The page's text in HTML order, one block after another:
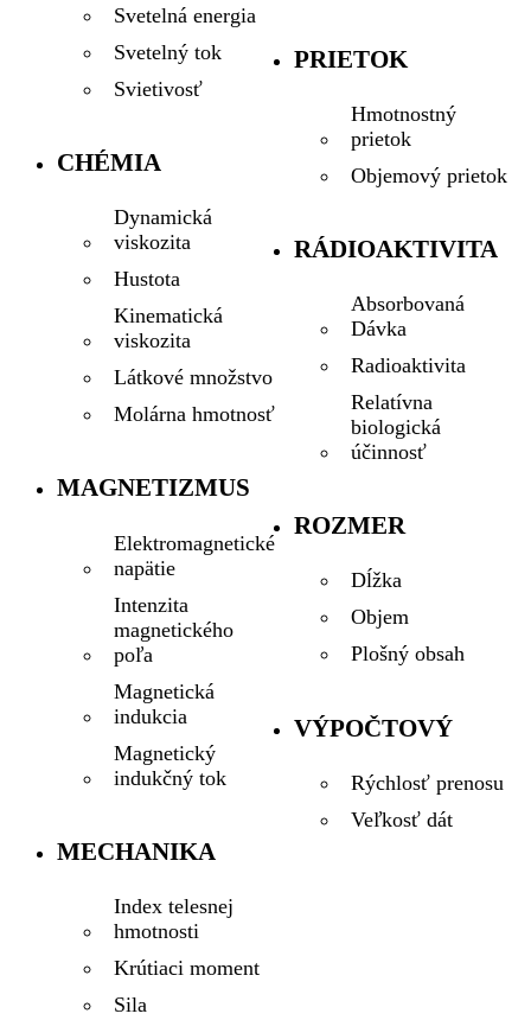
Svetelná energia
Svetelný tok
Svietivosť
CHÉMIA
Dynamická
viskozita
Hustota
Kinematická
viskozita
Látkové množstvo
Molárna hmotnosť
MAGNETIZMUS
Elektromagnetické
napätie
Intenzita
magnetického
poľa
Magnetická
indukcia
Magnetický
indukčný tok
MECHANIKA
Index telesnej
hmotnosti
Krútiaci moment
Sila
PRIETOK
Hmotnostný
prietok
Objemový prietok
RÁDIOAKTIVITA
Absorbovaná
Dávka
Radioaktivita
Relatívna
biologická
účinnosť
ROZMER
Dĺžka
Objem
Plošný obsah
VÝPOČTOVÝ
Rýchlosť prenosu
Veľkosť dát